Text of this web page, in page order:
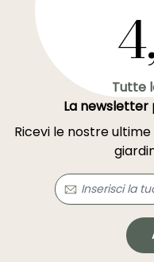
Tutte
La
Ricevi le nostre